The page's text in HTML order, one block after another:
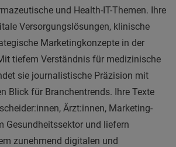
und Health-IT-Themen. Ihre
Versorgungslösungen, klinische
Marketingkonzepte in der
tiefem Verständnis für medizinische
sie journalistische Präzision mit
Blick für Branchentrends. Ihre Texte
Ärzt:innen, Marketing-
Gesundheitssektor und liefern
zunehmend digitalen und